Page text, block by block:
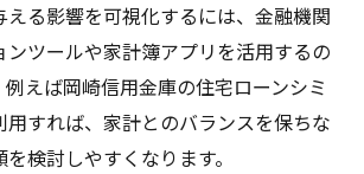
る影響を可視化するには、金融機関
ンツールや家計簿アプリを活用するの
えば岡崎信用金庫の住宅ローンシミ
用すれば、家計とのバランスを保ちな
検討しやすくなります。